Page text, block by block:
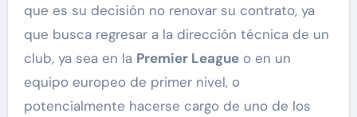
que es su decisión no renovar su contrato, ya
que busca regresar a la dirección técnica de un
club, ya sea en la Premier Leagueo en un
equipo europeo de primer nivel, o
potencialmente hacerse cargo de uno de los